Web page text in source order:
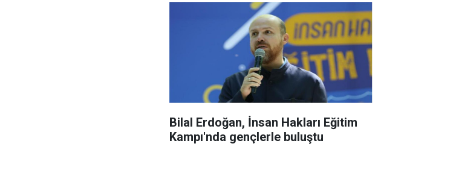
Bilal Erdoğan, İnsan Hakları Eğitim
Kampı'nda gençlerle buluştu